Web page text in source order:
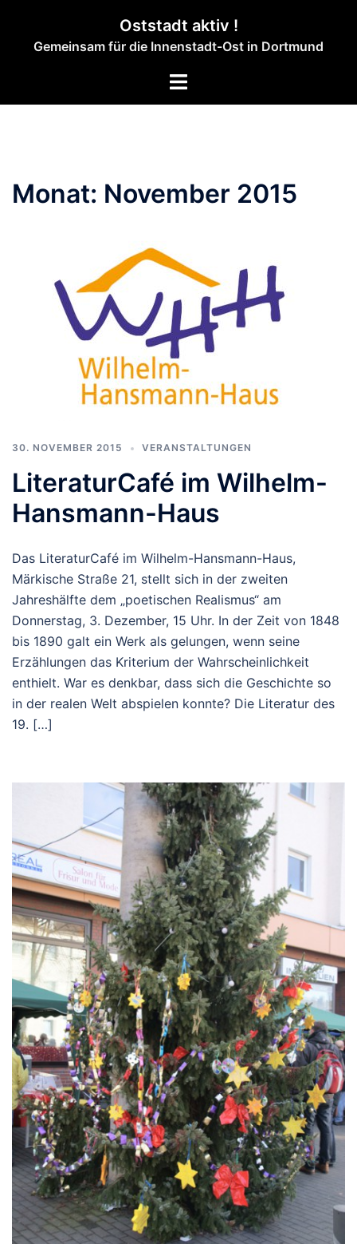
springen
Oststadt aktiv !
Gemeinsam für die Innenstadt-Ost in Dortmund
Menü
Monat: November 2015
30. NOVEMBER 2015 VERANSTALTUNGEN
LiteraturCafé im Wilhelm-
Hansmann-Haus
Das LiteraturCafé im Wilhelm-Hansmann-Haus,
Märkische Straße 21, stellt sich in der zweiten
Jahreshälfte dem „poetischen Realismus“ am
Donnerstag, 3. Dezember, 15 Uhr. In der Zeit von 1848
bis 1890 galt ein Werk als gelungen, wenn seine
Erzählungen das Kriterium der Wahrscheinlichkeit
enthielt. War es denkbar, dass sich die Geschichte so
in der realen Welt abspielen konnte? Die Literatur des
19. […]